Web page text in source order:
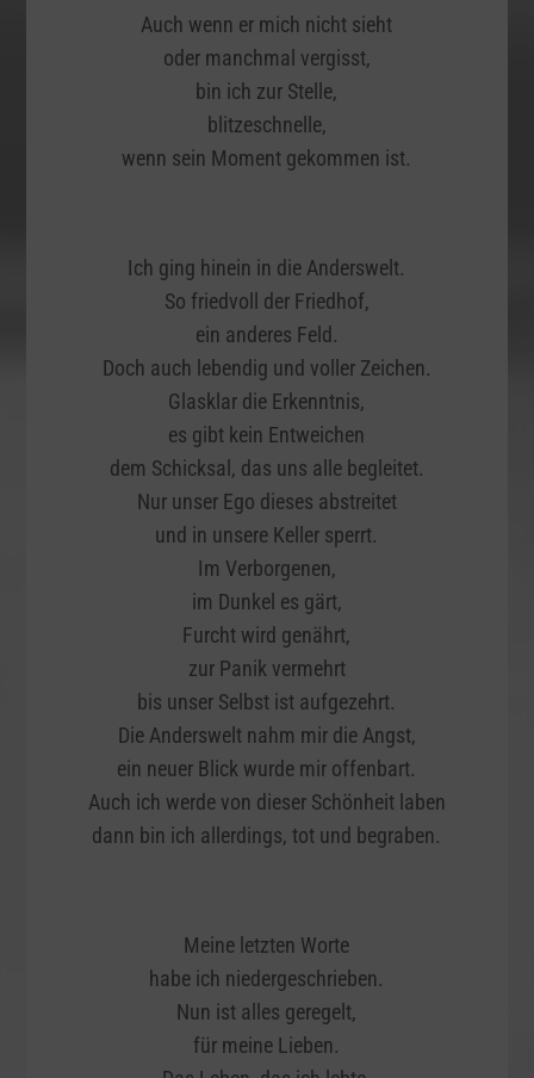
Auch wenn er mich nicht sieht
oder manchmal vergisst,
bin ich zur Stelle,
blitzeschnelle,
wenn sein Moment gekommen ist.
Ich ging hinein in die Anderswelt.
So friedvoll der Friedhof,
ein anderes Feld.
Doch auch lebendig und voller Zeichen.
Glasklar die Erkenntnis,
es gibt kein Entweichen
dem Schicksal, das uns alle begleitet.
Nur unser Ego dieses abstreitet
und in unsere Keller sperrt.
Im Verborgenen,
im Dunkel es gärt,
Furcht wird genährt,
zur Panik vermehrt
bis unser Selbst ist aufgezehrt.
Die Anderswelt nahm mir die Angst,
ein neuer Blick wurde mir offenbart.
Auch ich werde von dieser Schönheit laben
dann bin ich allerdings, tot und begraben.
Meine letzten Worte
habe ich niedergeschrieben.
Nun ist alles geregelt,
für meine Lieben.